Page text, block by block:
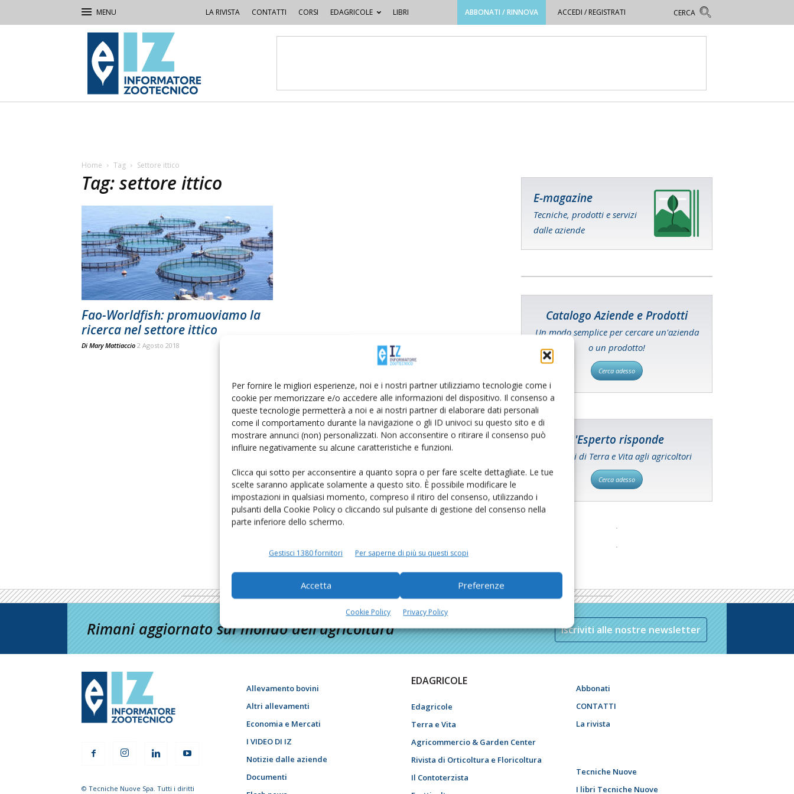
Per fornire le migliori esperienze, noi e i nostri partner utilizziamo tecnologie come i
cookie per memorizzare e/o accedere alle informazioni del dispositivo. Il consenso a
queste tecnologie permetterà a noi e ai nostri partner di elaborare dati personali
come il comportamento durante la navigazione o gli ID univoci su questo sito e di
mostrare annunci (non) personalizzati. Non acconsentire o ritirare il consenso può
influire negativamente su alcune caratteristiche e funzioni.
Clicca qui sotto per acconsentire a quanto sopra o per fare scelte dettagliate. Le tue
scelte saranno applicate solamente a questo sito. È possibile modificare le
impostazioni in qualsiasi momento, compreso il ritiro del consenso, utilizzando i
pulsanti della Cookie Policy o cliccando sul pulsante di gestione del consenso nella
parte inferiore dello schermo.
Gestisci 1380 fornitori Per saperne di più su questi scopi
Accetta Preferenze
Cookie Policy Privacy Policy
LA RIVISTA CONTATTI CORSI EDAGRICOLE LIBRI ABBONATI / RINNOVA ACCEDI / REGISTRATI
IZ
Informatore
Zootecnico
Home Tag Settore ittico
Tag: settore ittico
Fao-Worldfish: promuoviamo la
ricerca nel settore ittico
Di Mary Mattiaccio 2 Agosto 2018
E-magazine
Tecniche, prodotti e servizi
dalle aziende
Catalogo Aziende e Prodotti
Un modo semplice per cercare un'azienda
o un prodotto!
Cerca adesso
L'Esperto risponde
I consigli di Terra e Vita agli agricoltori
Cerca adesso
Rimani aggiornato sul mondo dell’agricoltura Iscriviti alle nostre newsletter
© Tecniche Nuove Spa. Tutti i diritti
Allevamento bovini
Altri allevamenti
Economia e Mercati
I VIDEO DI IZ
Notizie dalle aziende
Documenti
EDAGRICOLE
Edagricole
Terra e Vita
Agricommercio & Garden Center
Rivista di Orticoltura e Floricoltura
Il Contoterzista
Abbonati
CONTATTI
La rivista
Tecniche Nuove
I libri Tecniche Nuove